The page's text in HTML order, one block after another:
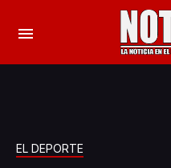
EL DEPORTE